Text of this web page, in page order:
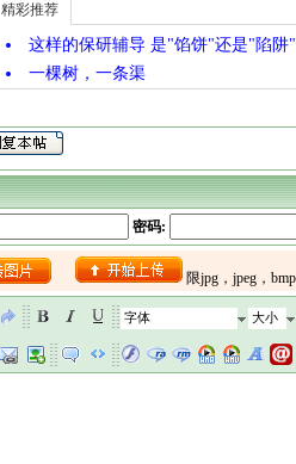
精彩推荐
这样的保研辅导 是"馅饼"还是"陷阱"
一棵树，一条渠
密码:
字体 大小